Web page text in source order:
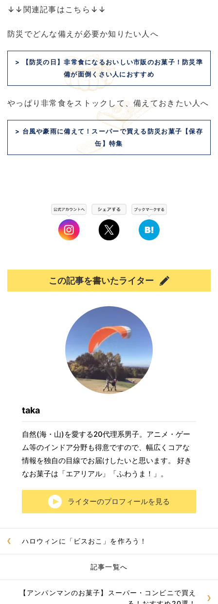
↓↓関連記事はこちら↓↓
防災でどんな備えが必要か知りたい人へ
> 【防災の日】非常食になるおいしい市販のお菓子！防災準
備が面倒くさい人におすすめ
やっぱり非常食をストックして、備えておきたい人へ
> 台風や豪雨に備えて！スーパーで買える防災お菓子【保存
缶】特集
この記事を書いたライター
taka
自然(海・山)を愛する20代理系男子。アニメ・ゲー
ム等のインドア分野も得意ですので、幅広くコアな
情報を独自の目線でお届けしたいと思います。 好き
なお菓子は「エアリアル」「ふわうま！」。
ライターのプロフィールを見る
ハロウィンに「ビスおこ」を作ろう！
記事一覧へ
【アンパンマンのお菓子】スーパー・コンビニで買え